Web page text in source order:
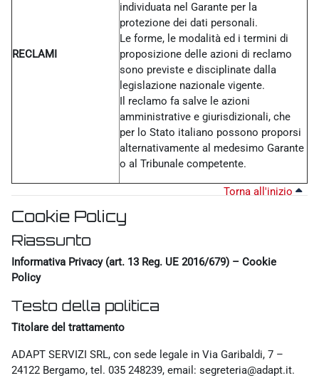
RECLAMI
individuata nel Garante per la
protezione dei dati personali.
Le forme, le modalità ed i termini di
proposizione delle azioni di reclamo
sono previste e disciplinate dalla
legislazione nazionale vigente.
Il reclamo fa salve le azioni
amministrative e giurisdizionali, che
per lo Stato italiano possono proporsi
alternativamente al medesimo Garante
o al Tribunale competente.
Torna all'inizio
Cookie Policy
Riassunto
Informativa Privacy (art. 13 Reg. UE 2016/679) – Cookie
Policy
Testo della politica
Titolare del trattamento
ADAPT SERVIZI SRL, con sede legale in Via Garibaldi, 7 –
24122 Bergamo, tel. 035 248239, email: segreteria@adapt.it.